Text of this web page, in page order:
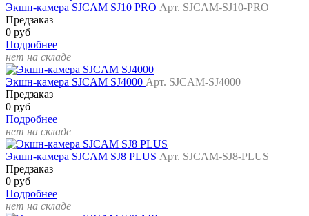
Экшн-камера SJCAM SJ10 PRO Арт. SJCAM-SJ10-PRO
Предзаказ
0 руб
Подробнее
нет на складе
Экшн-камера SJCAM SJ4000 Арт. SJCAM-SJ4000
Предзаказ
0 руб
Подробнее
нет на складе
Экшн-камера SJCAM SJ8 PLUS Арт. SJCAM-SJ8-PLUS
Предзаказ
0 руб
Подробнее
нет на складе